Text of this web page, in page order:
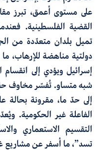
على مستوى أعمق، تبرز
القضية الفلسطينية.
تميل بلدان متعدّدة من
دولتية مناهضة للإرهاب،
إسرائيل ويؤدي إلى
شبه متساو. تُفسّر مخاوف
إلى حدّ ما، مقرونة
الفاعلة غير الحكومية.
التقسيم الاستعماري
تسد”، ما أسفر عن مشاريع